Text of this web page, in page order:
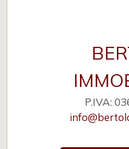
P.IVA: